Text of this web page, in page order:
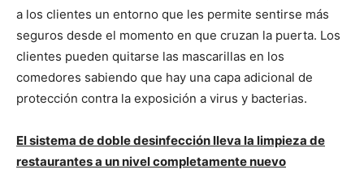
a los clientes un entorno que les permite sentirse más
seguros desde el momento en que cruzan la puerta. Los
clientes pueden quitarse las mascarillas en los
comedores sabiendo que hay una capa adicional de
protección contra la exposición a virus y bacterias.
El sistema de doble desinfección lleva la limpieza de
restaurantes a un nivel completamente nuevo